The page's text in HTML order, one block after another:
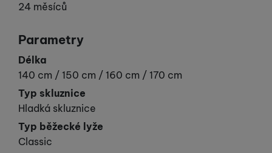
24 měsíců
Parametry
Délka
140 cm / 150 cm / 160 cm / 170 cm
Typ skluznice
Hladká skluznice
Typ běžecké lyže
Classic